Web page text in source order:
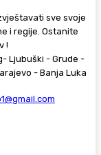
sve svoje
i regije. Ostanite
!
Ljubuški - Grude -
- Banja Luka